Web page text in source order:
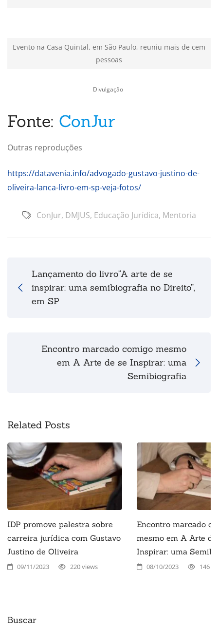
Evento na Casa Quintal, em São Paulo, reuniu mais de cem
pessoas
Divulgação
Fonte: ConJur
Outras reproduções
https://datavenia.info/advogado-gustavo-justino-de-
oliveira-lanca-livro-em-sp-veja-fotos/
ConJur, DMJUS, Educação Jurídica, Mentoria
Lançamento do livro“A arte de se
inspirar: uma semibiografia no Direito”,
em SP
Encontro marcado comigo mesmo
em A Arte de se Inspirar: uma
Semibiografia
Related Posts
IDP promove palestra sobre
carreira jurídica com Gustavo
Justino de Oliveira
09/11/2023 220 views
Encontro marcado
mesmo em A Arte
Inspirar: uma
08/10/2023 146
Buscar